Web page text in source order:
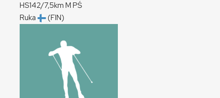
HS142/7,5km M PŚ
Ruka
(FIN)